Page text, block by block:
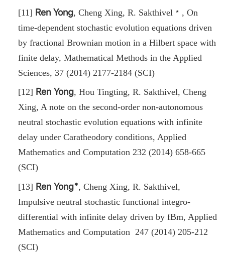
[11] Ren Yong, Cheng Xing, R. Sakthivel﹡ , On
time-dependent stochastic evolution equations driven
by fractional Brownian motion in a Hilbert space with
finite delay, Mathematical Methods in the Applied
Sciences, 37 (2014) 2177-2184 (SCI)
[12] Ren Yong, Hou Tingting, R. Sakthivel, Cheng
Xing, A note on the second-order non-autonomous
neutral stochastic evolution equations with infinite
delay under Caratheodory conditions, Applied
Mathematics and Computation 232 (2014) 658-665
(SCI)
[13] Ren Yong﹡, Cheng Xing, R. Sakthivel,
Impulsive neutral stochastic functional integro-
differential with infinite delay driven by fBm, Applied
Mathematics and Computation 247 (2014) 205-212
(SCI)